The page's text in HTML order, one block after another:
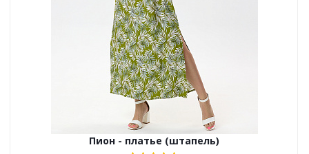
Пион - платье (штапель)